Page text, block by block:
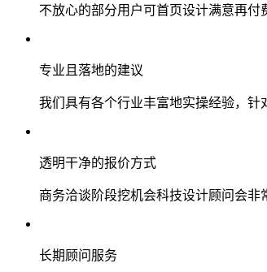
不放心的部分用户可首页设计满意再付
专业且落地的建议
我们具有各个行业丰富地实操经验，
透明干净的报价方式
商务洽谈阶段挖机会科技设计顾问会
长期顾问服务